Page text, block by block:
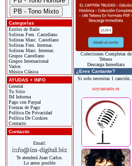
Categorías
Estilos de Baile
Solistas Fem. Castellano
Solistas Masc. Castellano
Solistas Fem. Internac.
Solistas Masc. Internac.
Grupos Castellano
Grupos Internacional
Varios
Música Clásica
AYUDAS + INFO
General
Tu Sitio
IM Informa
Pago con Paypal
Formas de Pago
Política De Privacidad
Política De Cookies
Contacto
Contacto
Email:
Te atenderá Juan Carlos.
Lo antes posible
Colecciones Completas de
Tebeos
Descarga Inmediata
¿Eres Cantante?
Si solo necesitas 1 canción...
soycantante.es